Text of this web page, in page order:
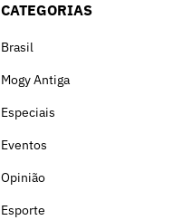
CATEGORIAS
Brasil
Mogy Antiga
Especiais
Eventos
Opinião
Esporte